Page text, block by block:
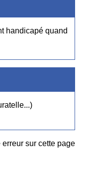
handicapé quand
sur cette page